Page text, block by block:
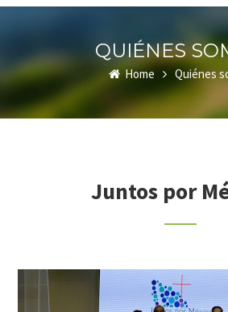
QUIÉNES
Home Quiénes
Juntos por